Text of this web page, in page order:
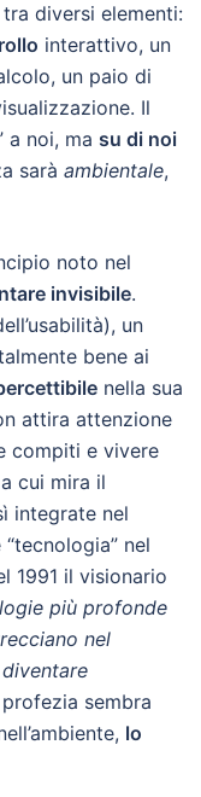
diversi elementi:
interattivo, un
un paio di
Il
a noi, ma su di noi
sarà ambientale,
noto nel
invisibile.
un
bene ai
nella sua
attira attenzione
compiti e vivere
cui mira il
integrate nel
nel
1991 il visionario
più profonde
nel
sembra
lo